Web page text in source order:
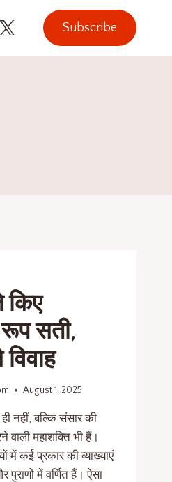
Subscribe
किए
सती,
विवाह
August 1, 2025
नहीं, बल्कि संसार की
वाली महाशक्ति भी हैं।
में कई प्रकार की व्याख्याएं
पुराणों में वर्णित हैं। ऐसा